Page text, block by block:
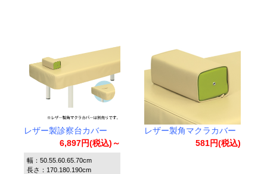
レザー製診察台カバー
6,897円(税込)～
幅：50.55.60.65.70cm
長さ：170.180.190cm
レザー製角マクラカバー
581円(税込)